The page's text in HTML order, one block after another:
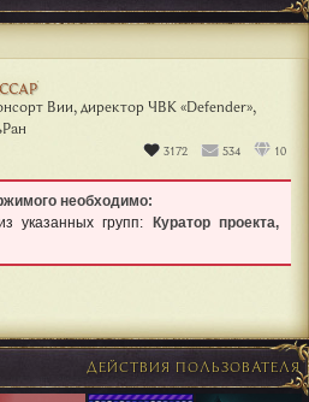
Вии, директор ЧВК «Defender»,
3172 534 10
необходимо:
указанных групп:
Куратор проекта,
ДЕЙСТВИЯ ПОЛЬЗОВАТЕЛЯ